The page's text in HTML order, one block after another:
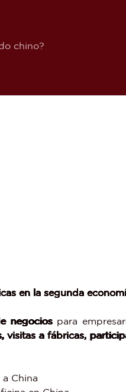
chino?
en la segunda
negociospara
visitas a fábricas,
China